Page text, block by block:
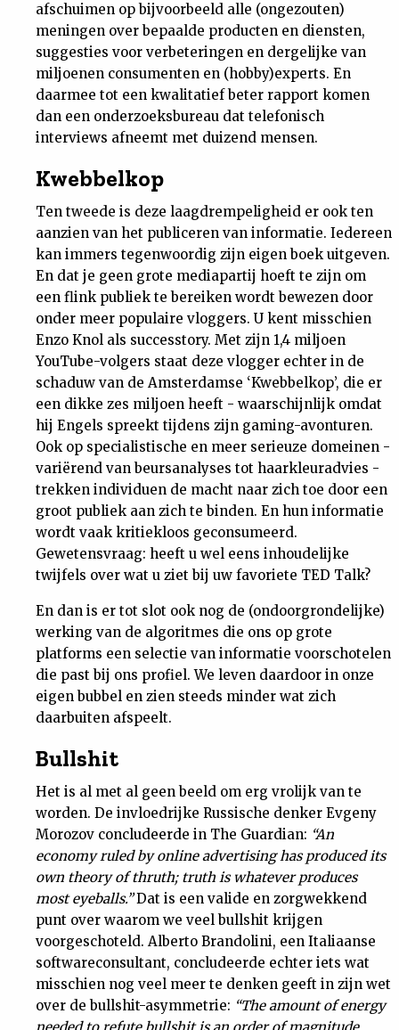
afschuimen op bijvoorbeeld alle (ongezouten)
meningen over bepaalde producten en diensten,
suggesties voor verbeteringen en dergelijke van
miljoenen consumenten en (hobby)experts. En
daarmee tot een kwalitatief beter rapport komen
dan een onderzoeksbureau dat telefonisch
interviews afneemt met duizend mensen.
Kwebbelkop
Ten tweede is deze laagdrempeligheid er ook ten
aanzien van het publiceren van informatie. Iedereen
kan immers tegenwoordig zijn eigen boek uitgeven.
En dat je geen grote mediapartij hoeft te zijn om
een flink publiek te bereiken wordt bewezen door
onder meer populaire vloggers. U kent misschien
Enzo Knol als successtory. Met zijn 1,4 miljoen
YouTube-volgers staat deze vlogger echter in de
schaduw van de Amsterdamse ‘Kwebbelkop’, die er
een dikke zes miljoen heeft - waarschijnlijk omdat
hij Engels spreekt tijdens zijn gaming-avonturen.
Ook op specialistische en meer serieuze domeinen -
variërend van beursanalyses tot haarkleuradvies -
trekken individuen de macht naar zich toe door een
groot publiek aan zich te binden. En hun informatie
wordt vaak kritiekloos geconsumeerd.
Gewetensvraag: heeft u wel eens inhoudelijke
twijfels over wat u ziet bij uw favoriete TED Talk?
En dan is er tot slot ook nog de (ondoorgrondelijke)
werking van de algoritmes die ons op grote
platforms een selectie van informatie voorschotelen
die past bij ons profiel. We leven daardoor in onze
eigen bubbel en zien steeds minder wat zich
daarbuiten afspeelt.
Bullshit
Het is al met al geen beeld om erg vrolijk van te
worden. De invloedrijke Russische denker Evgeny
Morozov concludeerde in The Guardian: “An
economy ruled by online advertising has produced its
own theory of thruth; truth is whatever produces
most eyeballs.”Dat is een valide en zorgwekkend
punt over waarom we veel bullshit krijgen
voorgeschoteld. Alberto Brandolini, een Italiaanse
softwareconsultant, concludeerde echter iets wat
misschien nog veel meer te denken geeft in zijn wet
over de bullshit-asymmetrie: “The amount of energy